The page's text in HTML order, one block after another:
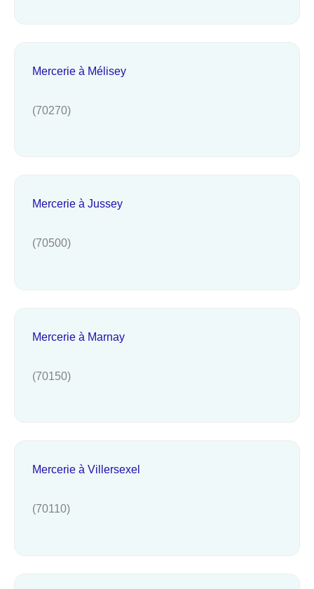
Mercerie à Mélisey
(70270)
Mercerie à Jussey
(70500)
Mercerie à Marnay
(70150)
Mercerie à Villersexel
(70110)